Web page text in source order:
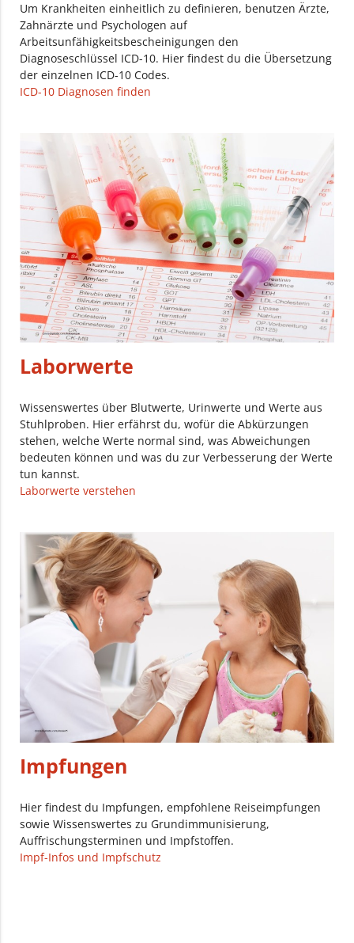
Um Krankheiten einheitlich zu definieren, benutzen Ärzte,
Zahnärzte und Psychologen auf
Arbeitsunfähigkeitsbescheinigungen den
Diagnoseschlüssel ICD-10. Hier findest du die Übersetzung
der einzelnen ICD-10 Codes.
ICD-10 Diagnosen finden
Laborwerte
Wissenswertes über Blutwerte, Urinwerte und Werte aus
Stuhlproben. Hier erfährst du, wofür die Abkürzungen
stehen, welche Werte normal sind, was Abweichungen
bedeuten können und was du zur Verbesserung der Werte
tun kannst.
Laborwerte verstehen
Impfungen
Hier findest du Impfungen, empfohlene Reiseimpfungen
sowie Wissenswertes zu Grundimmunisierung,
Auffrischungsterminen und Impfstoffen.
Impf-Infos und Impfschutz